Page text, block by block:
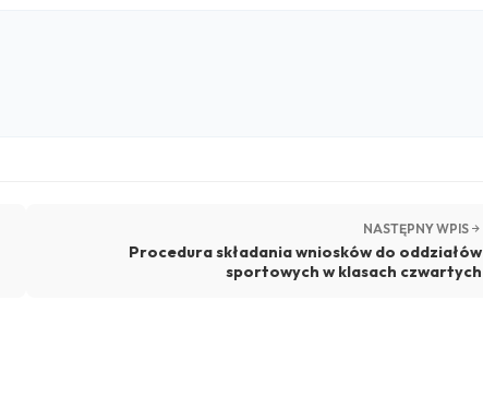
NASTĘPNY WPIS
Procedura składania wniosków do oddziałów
sportowych w klasach czwartych